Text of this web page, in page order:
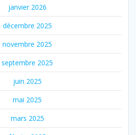
janvier 2026
décembre 2025
novembre 2025
septembre 2025
juin 2025
mai 2025
mars 2025